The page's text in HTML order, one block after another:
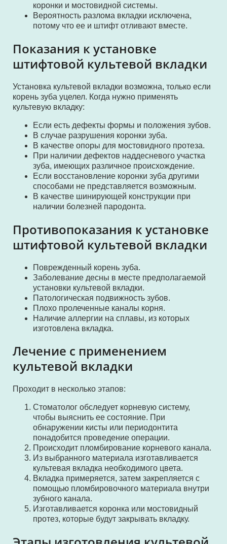
коронки и мостовидной системы.
Вероятность разлома вкладки исключена,
потому что ее и штифт отливают вместе.
Показания к установке
штифтовой культевой вкладки
Установка культевой вкладки возможна, только если
корень зуба уцелел. Когда нужно применять
культевую вкладку:
Если есть дефекты формы и положения зубов.
В случае разрушения коронки зуба.
В качестве опоры для мостовидного протеза.
При наличии дефектов наддесневого участка
зуба, имеющих различное происхождение.
Если восстановление коронки зуба другими
способами не представляется возможным.
В качестве шинирующей конструкции при
наличии болезней пародонта.
Противопоказания к установке
штифтовой культевой вкладки
Поврежденный корень зуба.
Заболевание десны в месте предполагаемой
установки культевой вкладки.
Патологическая подвижность зубов.
Плохо пролеченные каналы корня.
Наличие аллергии на сплавы, из которых
изготовлена вкладка.
Лечение с применением
культевой вкладки
Проходит в несколько этапов:
Стоматолог обследует корневую систему,
чтобы выяснить ее состояние. При
обнаружении кисты или периодонтита
понадобится проведение операции.
Происходит пломбирование корневого канала.
Из выбранного материала изготавливается
культевая вкладка необходимого цвета.
Вкладка примеряется, затем закрепляется с
помощью пломбировочного материала внутри
зубного канала.
Изготавливается коронка или мостовидный
протез, которые будут закрывать вкладку.